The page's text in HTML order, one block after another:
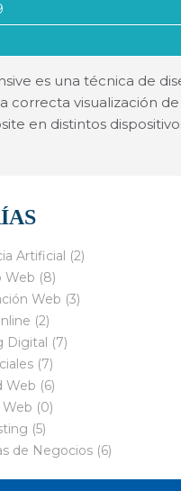
es una técnica de
correcta visualización
en distintos
Artificial (2)
Web (8)
Web (3)
(2)
Digital (7)
(7)
Web (6)
(0)
(5)
de Negocios (6)